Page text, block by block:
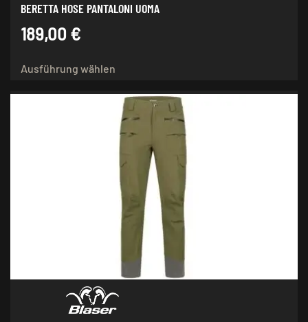
BERETTA HOSE PANTALONI UOMA
189,00 €
Ausführung wählen
mehrere
Varianten
auf.
Optionen
können
auf
der
Produktseite
gewählt
werden